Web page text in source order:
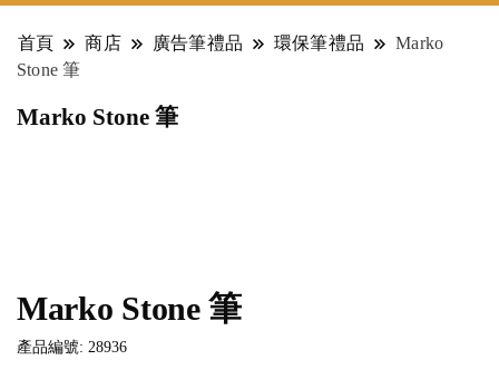
首頁 商店 廣告筆禮品 環保筆禮品
Marko
Stone 筆
Marko Stone 筆
Marko Stone 筆
產品編號: 28936